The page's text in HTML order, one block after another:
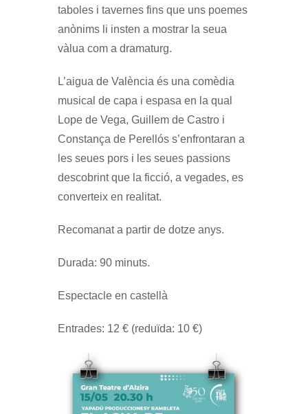
taboles i tavernes fins que uns poemes
anònims li insten a mostrar la seua
vàlua com a dramaturg.
L’aigua de València és una comèdia
musical de capa i espasa en la qual
Lope de Vega, Guillem de Castro i
Constança de Perellós s’enfrontaran a
les seues pors i les seues passions
descobrint que la ficció, a vegades, es
converteix en realitat.
Recomanat a partir de dotze anys.
Durada: 90 minuts.
Espectacle en castellà
Entrades: 12 € (reduïda: 10 €)